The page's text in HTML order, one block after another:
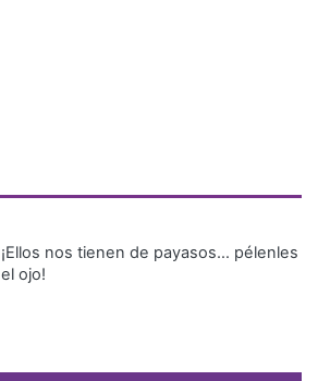
¡Ellos nos tienen de payasos… pélenles
el ojo!